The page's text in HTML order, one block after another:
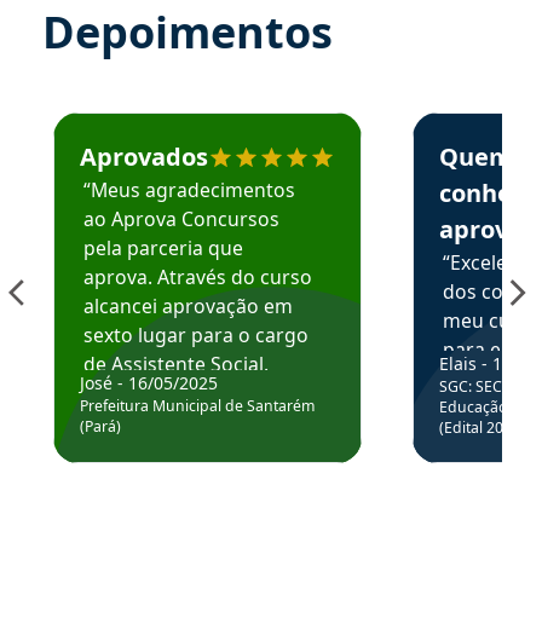
Depoimentos
Estudante José recomenda o Aprova Concursos em
Aprovados
“Meus agradecimentos
ao Aprova Concursos
pela parceria que
aprova. Através do curso
alcancei aprovação em
sexto lugar para o cargo
de Assistente Social.
Hoje estou atuando na
Prefeitura de Santarém.
José - 16/05/2025
Prefeitura Municipal de Santarém
(Pará)
Estudante
Quem
aprova
dos
meu
para
colocar
através
de
Elais - 15/
SGC: SEC BA
Educação
(Edital